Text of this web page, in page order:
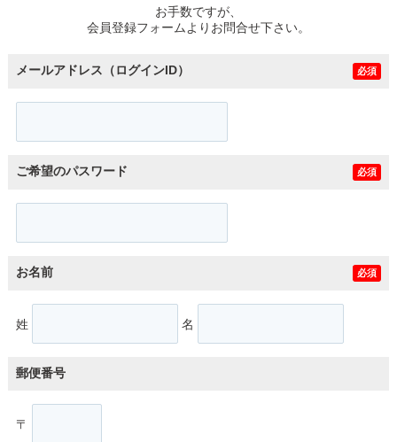
お手数ですが、
会員登録フォームよりお問合せ下さい。
メールアドレス（ログインID） 必須
ご希望のパスワード 必須
お名前 必須
姓 名
郵便番号
〒